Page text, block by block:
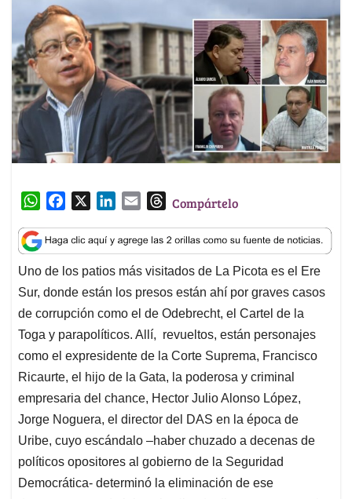
W
a
t
s
A
p
p
c
e
b
o
o
k
n
k
e
d
I
n
a
i
l
T
r
e
a
d
s
Compártelo
Uno de los patios más visitados de La Picota es el Ere
Sur, donde están los presos están ahí por graves casos
de corrupción como el de Odebrecht, el Cartel de la
Toga y parapolíticos. Allí, revueltos, están personajes
como el expresidente de la Corte Suprema, Francisco
Ricaurte, el hijo de la Gata, la poderosa y criminal
empresaria del chance, Hector Julio Alonso López,
Jorge Noguera, el director del DAS en la época de
Uribe, cuyo escándalo –haber chuzado a decenas de
políticos opositores al gobierno de la Seguridad
Democrática- determinó la eliminación de ese